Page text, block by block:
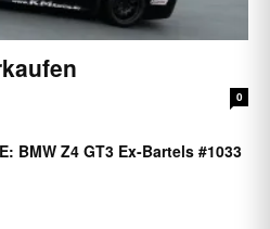
0
BMW Z4 GT3 Ex-Bartels #1033